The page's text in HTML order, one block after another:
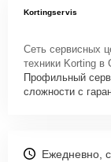
Kortingservis
Сеть сервисных
техники Korting в
Профильный
сложности с
Ежедневно,